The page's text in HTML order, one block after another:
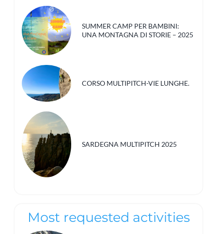
SUMMER CAMP PER BAMBINI:
UNA MONTAGNA DI STORIE – 2025
CORSO MULTIPITCH-VIE LUNGHE.
SARDEGNA MULTIPITCH 2025
Most requested activities